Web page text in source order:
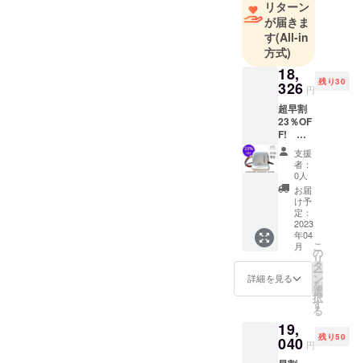
リターン
が届きま
す(All-in
方式)
18,
326 円
残り30
超早割
23％OF
F! 一
般予定
価格
23,800
円【税
込・送
料無
料】 高
圧ス
チーム
マルチ
クリー
ナー
「DEA
BUTLE
R」 家
中のお
支援
者：
0人
お届
け予
定：
2023
年04
月
詳細を見る
こ
の
リ
タ
ー
ン
を
選
択
す
る
19,
040 円
残り50